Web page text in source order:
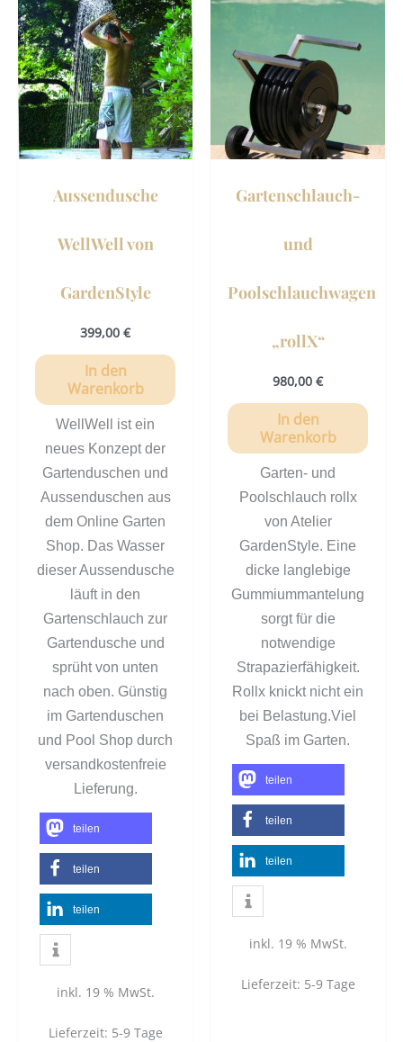
Aussendusche
WellWell von
GardenStyle
399,00 €
In den
Warenkorb
WellWell ist ein
neues Konzept der
Gartenduschen und
Aussenduschen aus
dem Online Garten
Shop. Das Wasser
dieser Aussendusche
läuft in den
Gartenschlauch zur
Gartendusche und
sprüht von unten
nach oben. Günstig
im Gartenduschen
und Pool Shop durch
versandkostenfreie
Lieferung.
teilen
teilen
teilen
inkl. 19 % MwSt.
Lieferzeit: 5-9 Tage
Gartenschlauch-
und
Poolschlauchwagen
„rollX“
980,00 €
In den
Warenkorb
Garten- und
Poolschlauch rollx
von Atelier
GardenStyle. Eine
dicke langlebige
Gummiummantelung
sorgt für die
notwendige
Strapazierfähigkeit.
Rollx knickt nicht ein
bei Belastung.Viel
Spaß im Garten.
teilen
teilen
teilen
inkl. 19 % MwSt.
Lieferzeit: 5-9 Tage